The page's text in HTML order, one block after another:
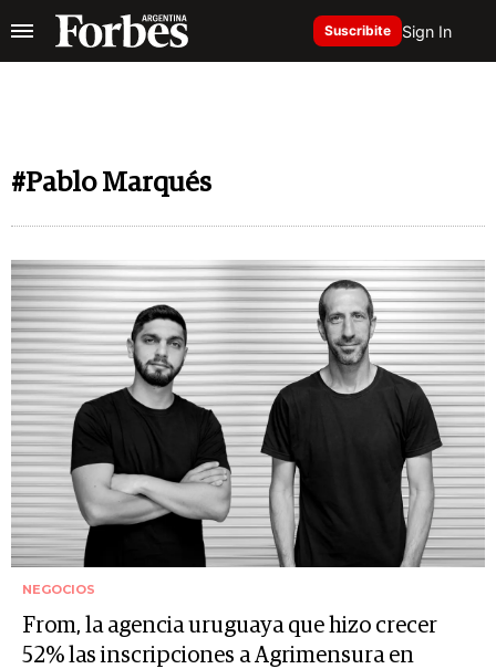
Suscribite Sign In
#Pablo Marqués
NEGOCIOS
From, la agencia uruguaya que hizo crecer
52% las inscripciones a Agrimensura en